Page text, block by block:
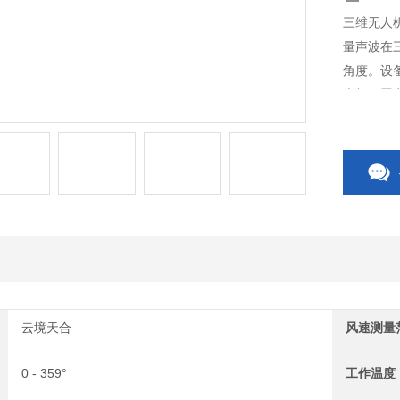
三维无人
量声波在
角度。设
底部倒
云境天合 风速测量
0 - 359° 工作温度